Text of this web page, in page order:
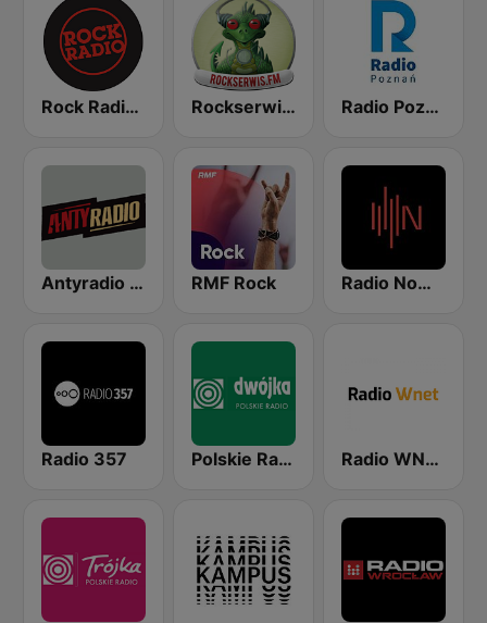
Rock Radio - Poznań Rockserwis FM Radio Poznan
Antyradio Katowice RMF Rock Radio Nowy Świat
Radio 357 Polskie Radio Program II (PR2) Dwójka Radio WNET